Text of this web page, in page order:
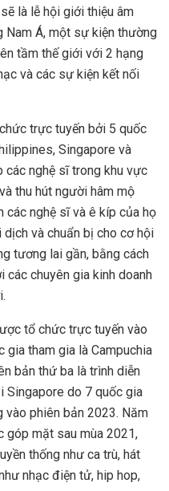
là lễ hội giới thiệu âm
Nam Á, một sự kiện thường
tầm thế giới với 2 hạng
và các sự kiện kết nối
trực tuyến bởi 5 quốc
Singapore và
các nghệ sĩ trong khu vực
thu hút người hâm mộ
các nghệ sĩ và ê kíp của họ
và chuẩn bị cho cơ hội
tương lai gần, bằng cách
các chuyên gia kinh doanh
tổ chức trực tuyến vào
gia tham gia là Campuchia
bản thứ ba là trình diễn
do 7 quốc gia
phiên bản 2023. Năm
góp mặt sau mùa 2021,
thống như ca trù, hát
nhạc điện tử, hip hop,